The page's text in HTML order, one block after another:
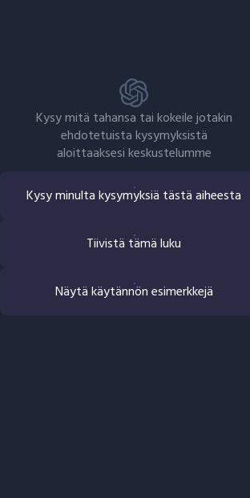
Kysy mitä tahansa tai kokeile jotakin
ehdotetuista kysymyksistä
aloittaaksesi keskustelumme
Kysy minulta kysymyksiä tästä aiheesta
Tiivistä tämä luku
Näytä käytännön esimerkkejä